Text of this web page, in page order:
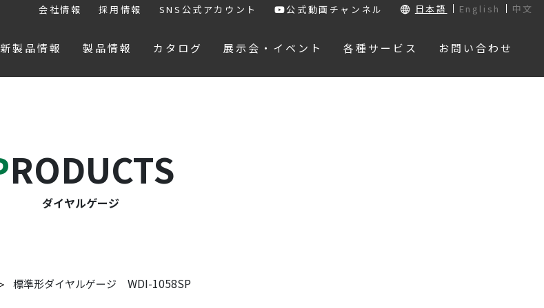
会社情報 採用情報 SNS公式アカウント 公式動画チャンネル 日本語 English 中文
新製品情報 製品情報 カタログ 展示会・イベント 各種サービス お問い合わせ
PRODUCTS
ダイヤルゲージ
標準形ダイヤルゲージ WDI-1058SP